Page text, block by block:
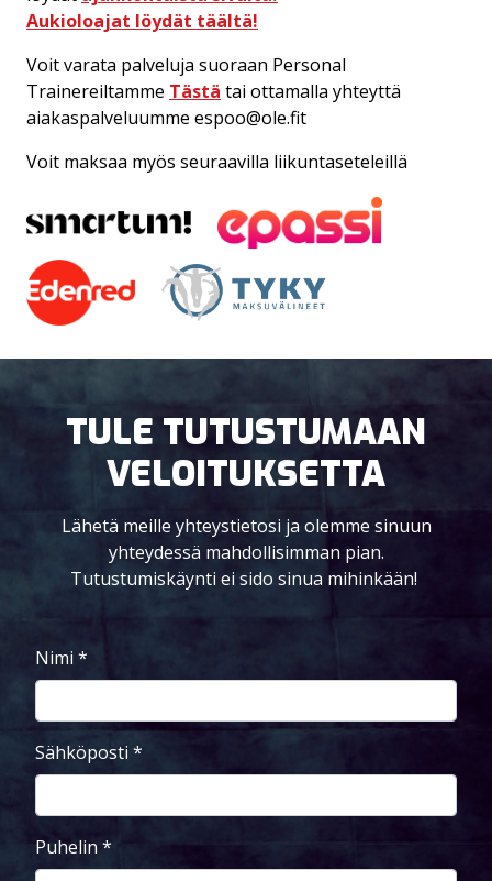
Aukioloajat löydät täältä!
Voit varata palveluja suoraan Personal
Trainereiltamme Tästä tai ottamalla yhteyttä
aiakaspalveluumme espoo@ole.fit
Voit maksaa myös seuraavilla liikuntaseteleillä
TULE TUTUSTUMAAN
VELOITUKSETTA
Lähetä meille yhteystietosi ja olemme sinuun
yhteydessä mahdollisimman pian.
Tutustumiskäynti ei sido sinua mihinkään!
Nimi *
Sähköposti*
Puhelin*